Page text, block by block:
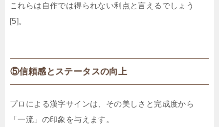
これらは自作では得られない利点と言えるでしょう
[5]。
⑤信頼感とステータスの向上
プロによる漢字サインは、その美しさと完成度から
「一流」の印象を与えます。